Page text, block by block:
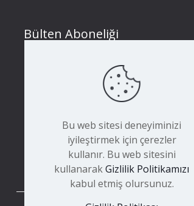
Bülten Aboneliği
Bültenimize kaydolarak hiçbir
Bu web sitesi deneyiminizi
iyileştirmek için çerezler
kullanır. Bu web sitesini
kullanarakGizlilik Politikamızı
kabul etmiş olursunuz.